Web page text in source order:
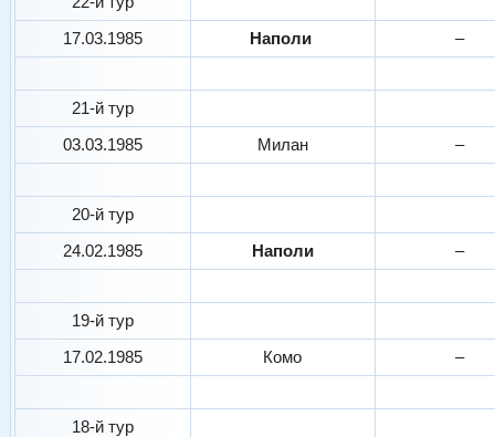
17.03.1985
Наполи –
21-й тур
03.03.1985
Милан –
20-й тур
24.02.1985
Наполи –
19-й тур
17.02.1985
Комо –
18-й тур